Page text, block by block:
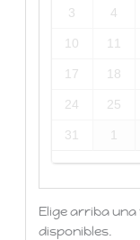
3 4
10 11
17 18
24 25
31 1
Elige arriba
disponibles.